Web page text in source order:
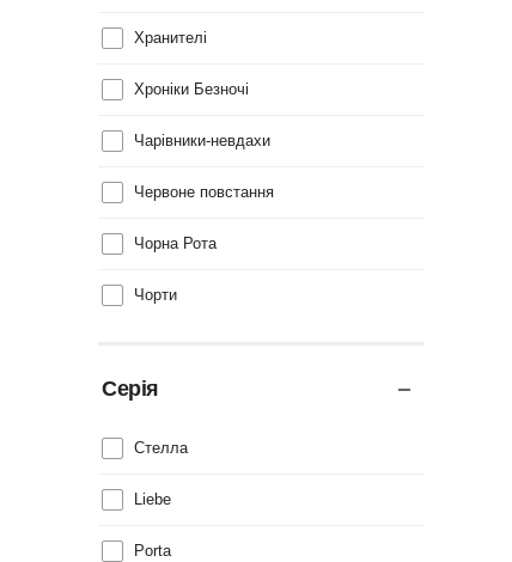
Хранителі
Хроніки Безночі
Чарівники-невдахи
Червоне повстання
Чорна Рота
Чорти
Серія
Cтелла
Liebe
Porta